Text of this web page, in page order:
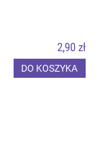
2,90 zł
DO KOSZYKA